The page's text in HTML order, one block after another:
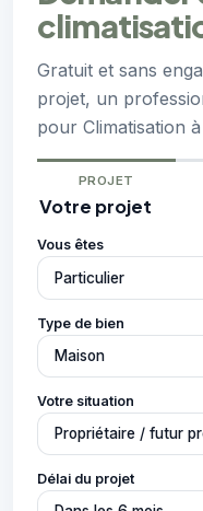
Gratuit et sans
projet, un
pour Climatisation
PROJET
Votre projet
Vous êtes
Type de bien
Votre situation
Délai du projet